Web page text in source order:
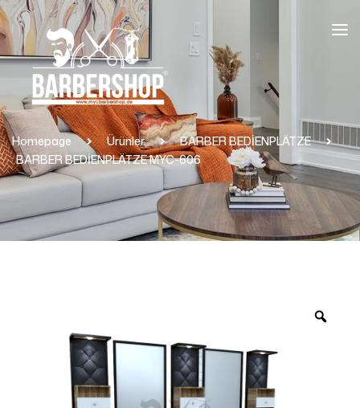
Homepage Ürünler
BARBER BEDİENPLÄTZE
BARBER BEDİENPLÄTZE MYC-606